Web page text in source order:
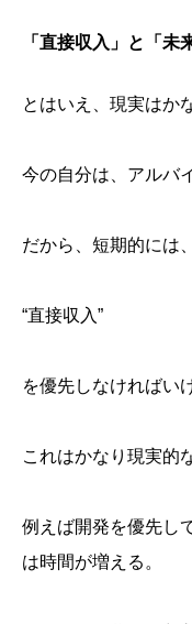
「直接収入」と「未
とはいえ、現実はか
今の自分は、アルバ
だから、短期的には、
“直接収入”
を優先しなければい
これはかなり現実的
例えば開発を優先し
は時間が増える。